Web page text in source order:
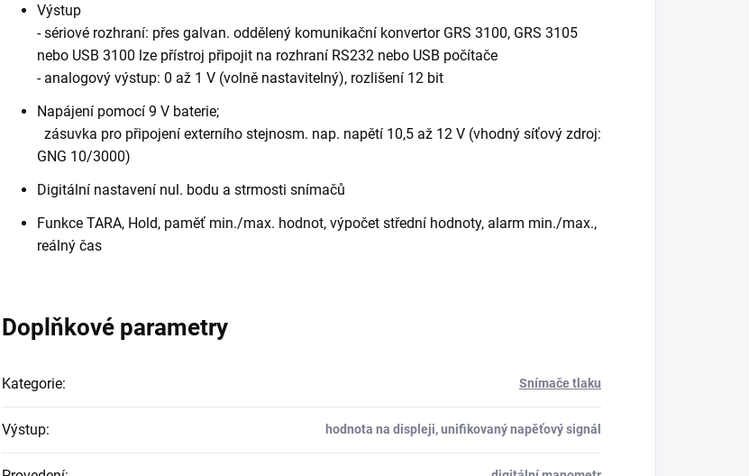
Výstup
- sériové rozhraní: přes galvan. oddělený komunikační konvertor GRS 3100, GRS 3105
nebo USB 3100 lze přístroj připojit na rozhraní RS232 nebo USB počítače
- analogový výstup: 0 až 1 V (volně nastavitelný), rozlišení 12 bit
Napájení pomocí 9 V baterie;
zásuvka pro připojení externího stejnosm. nap. napětí 10,5 až 12 V (vhodný síťový zdroj:
GNG 10/3000)
Digitální nastavení nul. bodu a strmosti snímačů
Funkce TARA, Hold, paměť min./max. hodnot, výpočet střední hodnoty, alarm min./max.,
reálný čas
Doplňkové parametry
Kategorie: Snímače tlaku
Výstup: hodnota na displeji, unifikovaný napěťový signál